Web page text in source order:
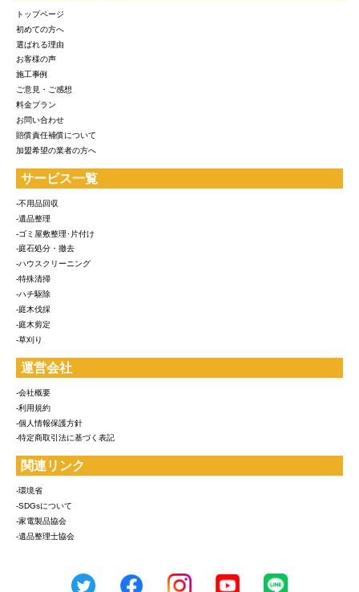
トップページ
初めての方へ
選ばれる理由
お客様の声
施工事例
ご意見・ご感想
料金プラン
お問い合わせ
賠償責任補償について
加盟希望の業者の方へ
サービス一覧
-不用品回収
-遺品整理
-ゴミ屋敷整理･片付け
-庭石処分・撤去
-ハウスクリーニング
-特殊清掃
-ハチ駆除
-庭木伐採
-庭木剪定
-草刈り
運営会社
-会社概要
-利用規約
-個人情報保護方針
-特定商取引法に基づく表記
関連リンク
-環境省
-SDGsについて
-家電製品協会
-遺品整理士協会